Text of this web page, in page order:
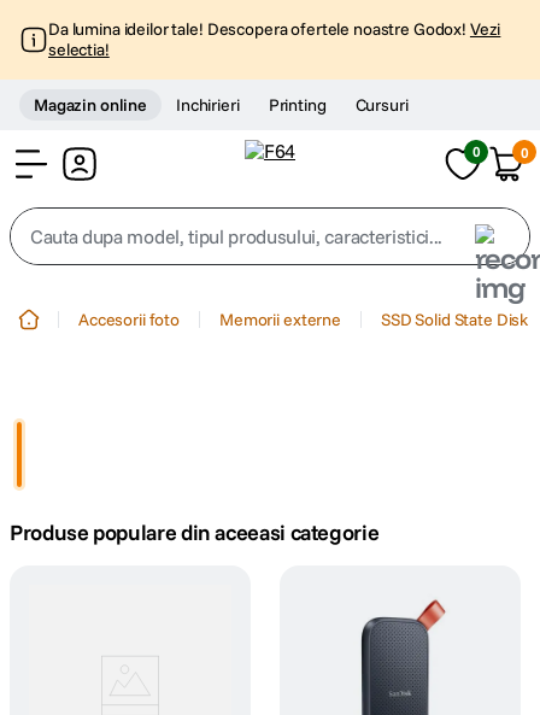
Da lumina ideilor tale! Descopera ofertele noastre Godox! Vezi
selectia!
Magazin online Inchirieri Printing Cursuri
0 0
Cauta dupa model, tipul produsului, caracteristici...
4. peak design
Accesorii foto Memorii externe SSD Solid State Disk
Produse populare din aceeasi categorie